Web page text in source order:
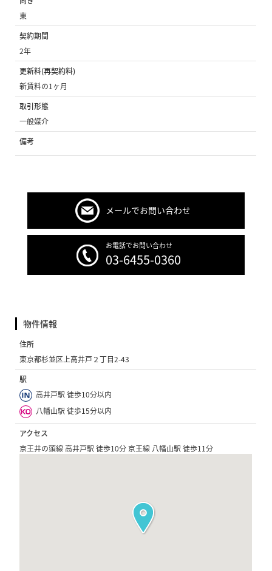
東
契約期間
2年
更新料(再契約料)
新賃料の1ヶ月
取引形態
一般媒介
備考
メールでお問い合わせ
お電話でお問い合わせ
03-6455-0360
物件情報
住所
東京都杉並区上高井戸２丁目2-43
駅
高井戸駅 徒歩10分以内
八幡山駅 徒歩15分以内
アクセス
京王井の頭線 高井戸駅 徒歩10分 京王線 八幡山駅 徒歩11分